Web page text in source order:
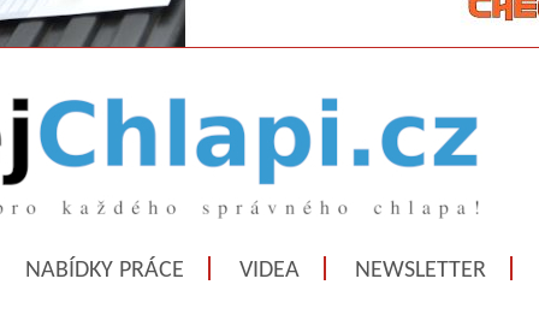
NABÍDKY PRÁCE VIDEA NEWSLETTER